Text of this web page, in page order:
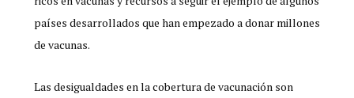
países desarrollados que han empezado a donar millones
de vacunas.
Las desigualdades en la cobertura de vacunación son